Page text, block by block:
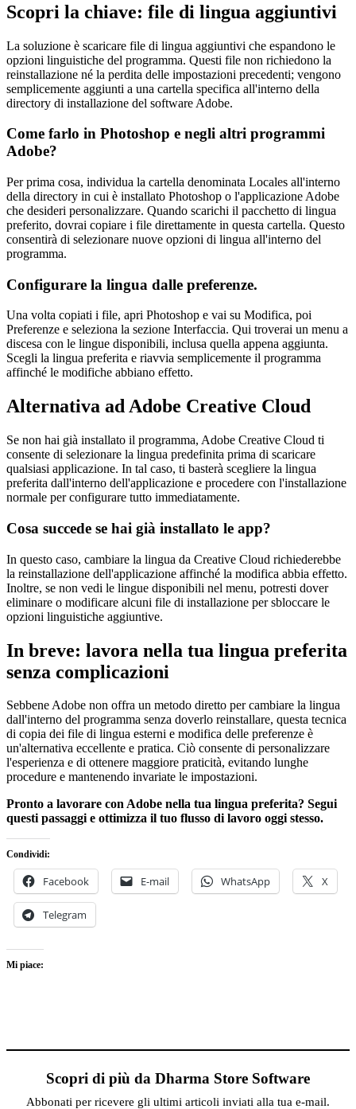
Scopri la chiave: file di lingua aggiuntivi
La soluzione è scaricare file di lingua aggiuntivi che espandono le
opzioni linguistiche del programma. Questi file non richiedono la
reinstallazione né la perdita delle impostazioni precedenti; vengono
semplicemente aggiunti a una cartella specifica all'interno della
directory di installazione del software Adobe.
Come farlo in Photoshop e negli altri programmi
Adobe?
Per prima cosa, individua la cartella denominata Locales all'interno
della directory in cui è installato Photoshop o l'applicazione Adobe
che desideri personalizzare. Quando scarichi il pacchetto di lingua
preferito, dovrai copiare i file direttamente in questa cartella. Questo
consentirà di selezionare nuove opzioni di lingua all'interno del
programma.
Configurare la lingua dalle preferenze.
Una volta copiati i file, apri Photoshop e vai su Modifica, poi
Preferenze e seleziona la sezione Interfaccia. Qui troverai un menu a
discesa con le lingue disponibili, inclusa quella appena aggiunta.
Scegli la lingua preferita e riavvia semplicemente il programma
affinché le modifiche abbiano effetto.
Alternativa ad Adobe Creative Cloud
Se non hai già installato il programma, Adobe Creative Cloud ti
consente di selezionare la lingua predefinita prima di scaricare
qualsiasi applicazione. In tal caso, ti basterà scegliere la lingua
preferita dall'interno dell'applicazione e procedere con l'installazione
normale per configurare tutto immediatamente.
Cosa succede se hai già installato le app?
In questo caso, cambiare la lingua da Creative Cloud richiederebbe
la reinstallazione dell'applicazione affinché la modifica abbia effetto.
Inoltre, se non vedi le lingue disponibili nel menu, potresti dover
eliminare o modificare alcuni file di installazione per sbloccare le
opzioni linguistiche aggiuntive.
In breve: lavora nella tua lingua preferita
senza complicazioni
Sebbene Adobe non offra un metodo diretto per cambiare la lingua
dall'interno del programma senza doverlo reinstallare, questa tecnica
di copia dei file di lingua esterni e modifica delle preferenze è
un'alternativa eccellente e pratica. Ciò consente di personalizzare
l'esperienza e di ottenere maggiore praticità, evitando lunghe
procedure e mantenendo invariate le impostazioni.
Pronto a lavorare con Adobe nella tua lingua preferita? Segui
questi passaggi e ottimizza il tuo flusso di lavoro oggi stesso.
Condividi:
Facebook E-mail WhatsApp X
Telegram
Mi piace:
Scopri di più da Dharma Store Software
Abbonati per ricevere gli ultimi articoli inviati alla tua e-mail.